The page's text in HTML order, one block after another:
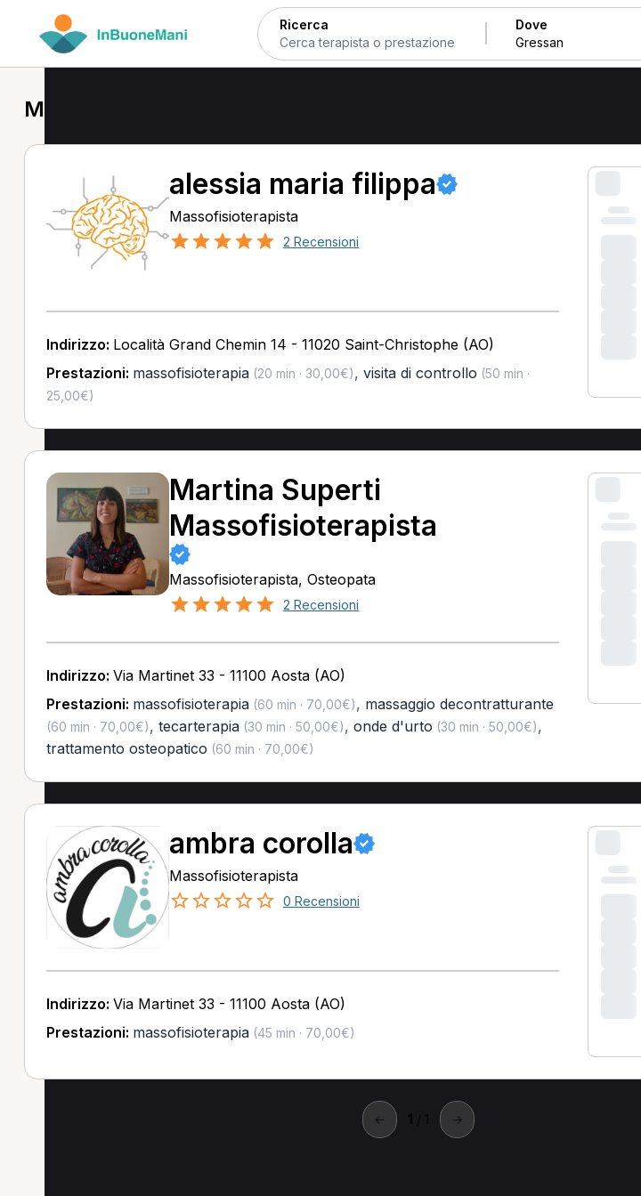
Ricerca Dove
Massofisioterapista a Gressan
alessia maria filippa
Massofisioterapista
2 Recensioni
Indirizzo: Località Grand Chemin 14 - 11020 Saint-Christophe (AO)
Prestazioni: massofisioterapia(20 min · 30,00€), visita di controllo (50 min ·
25,00€)
Martina Superti
Massofisioterapista
Massofisioterapista, Osteopata
2 Recensioni
Indirizzo: Via Martinet 33 - 11100 Aosta (AO)
Prestazioni: massofisioterapia(60 min · 70,00€), massaggio decontratturante
(60 min · 70,00€), tecarterapia(30 min · 50,00€), onde d'urto (30 min · 50,00€),
trattamento osteopatico (60 min · 70,00€)
ambra corolla
Massofisioterapista
0 Recensioni
Indirizzo: Via Martinet 33 - 11100 Aosta (AO)
Prestazioni: massofisioterapia(45 min · 70,00€)
← 1 / 1 →